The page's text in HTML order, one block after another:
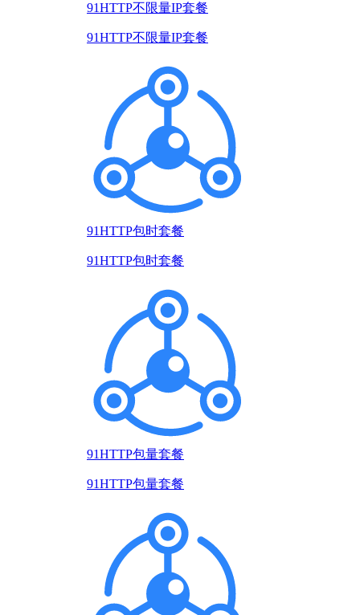
91HTTP不限量IP套餐
91HTTP不限量IP套餐
91HTTP包时套餐
91HTTP包时套餐
91HTTP包量套餐
91HTTP包量套餐